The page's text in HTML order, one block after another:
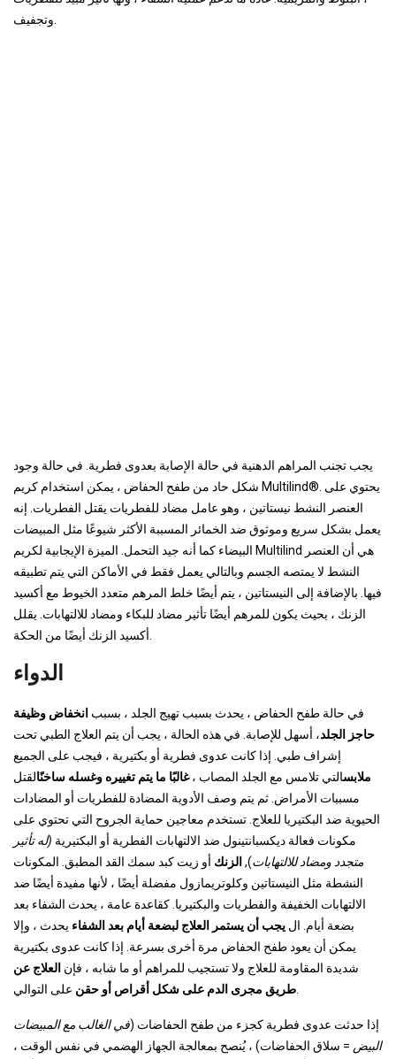
يجب تجنب المراهم الدهنية في حالة الإصابة بعدوى فطرية. في حالة وجود
شكل حاد من طفح الحفاض ، يمكن استخدام كريم Multilind®. يحتوي على
العنصر النشط نيستاتين ، وهو عامل مضاد للفطريات يقتل الفطريات. إنه
يعمل بشكل سريع وموثوق ضد الخمائر المسببة الأكثر شيوعًا مثل المبيضات
البيضاء كما أنه جيد التحمل. الميزة الإيجابية لكريم Multilind هي أن العنصر
النشط لا يمتصه الجسم وبالتالي يعمل فقط في الأماكن التي يتم تطبيقه
فيها. بالإضافة إلى النيستاتين ، يتم أيضًا خلط المرهم متعدد الخيوط مع أكسيد
الزنك ، بحيث يكون للمرهم أيضًا تأثير مضاد للبكاء ومضاد للالتهابات. يقلل
الدواء
في حالة طفح الحفاض ، يحدث بسبب تهيج الجلد ، بسبب انخفاض وظيفة
حاجز الجلد، أسهل للإصابة. في هذه الحالة ، يجب أن يتم العلاج الطبي تحت
إشراف طبي. إذا كانت عدوى فطرية أو بكتيرية ، فيجب على الجميع
ملابسالتي تلامس مع الجلد المصاب ،غالبًا ما يتم تغييره وغسله ساخنًالقتل
مسببات الأمراض. ثم يتم وصف الأدوية المضادة للفطريات أو المضادات
الحيوية ضد البكتيريا للعلاج. تستخدم معاجين حماية الجروح التي تحتوي على
مكونات فعالة ديكسبانتينول ضد الالتهابات الفطرية أو البكتيرية (له تأثير
متجدد ومضاد للالتهابات), الزنك أو زيت كبد سمك القد المطبق. المكونات
النشطة مثل النيستاتين وكلوتريمازول مفضلة أيضًا ، لأنها مفيدة أيضًا ضد
الالتهابات الخفيفة والفطريات والبكتيريا. كقاعدة عامة ، يحدث الشفاء بعد
بضعة أيام. ال يجب أن يستمر العلاج لبضعة أيام بعد الشفاء يحدث ، وإلا
يمكن أن يعود طفح الحفاض مرة أخرى بسرعة. إذا كانت عدوى بكتيرية
شديدة المقاومة للعلاج ولا تستجيب للمراهم أو ما شابه ، فإن العلاج عن
طريق مجرى الدم على شكل أقراص أو حقن
إذا حدثت عدوى فطرية كجزء من طفح الحفاضات (في الغالب مع المبيضات
البيض = سلاق الحفاضات) ، يُنصح بمعالجة الجهاز الهضمي في نفس الوقت ،